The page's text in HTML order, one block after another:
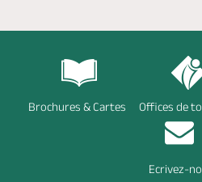
Brochures & Cartes Offices de
Ecrivez-